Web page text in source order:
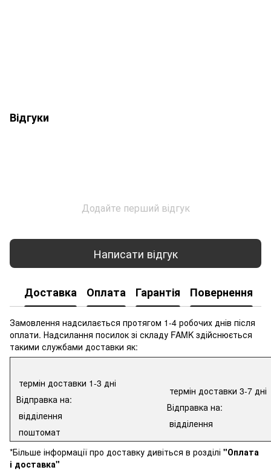
Відгуки
Додайте перший відгук
Написати відгук
Доставка Оплата Гарантія Повернення
Замовлення надсилається протягом 1-4 робочих днів після
оплати. Надсилання посилок зі складу FAMK здійснюється
такими службами доставки як:
термін доставки 1-3 дні
Відправка на:
відділення
поштомат
термін доставки 3-7 дні
Відправка на:
відділення
*Більше інформації про доставку дивіться в розділі "Оплата
і доставка"